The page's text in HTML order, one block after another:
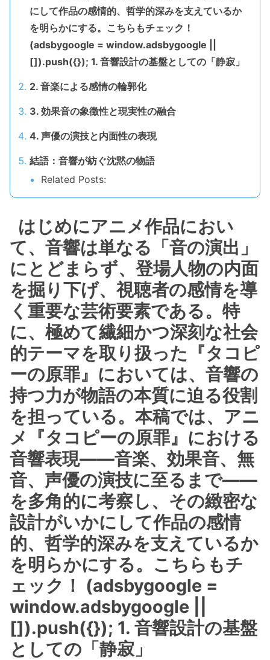
にして作品の感情的、哲学的深みを支えているか
を明らかにする。こちらもチェック！
(adsbygoogle = window.adsbygoogle ||
[]).push({}); 1. 音響設計の基盤としての「静寂」
2. 音楽による感情の輪郭化
3. 効果音の象徴性と現実性の融合
4. 声優の演技と内面性の表現
結語：音響が紡ぐ沈黙の物語
Related Posts:
はじめにアニメ作品におい
て、音響は単なる「音の演出」
にとどまらず、登場人物の内面
を掘り下げ、視聴者の感情を導
く重要な芸術要素である。特
に、極めて繊細かつ深刻な社会
的テーマを取り扱った『タコピ
ーの原罪』においては、音響の
持つ力が物語の本質に迫る役割
を担っている。本稿では、アニ
メ『タコピーの原罪』における
音響表現――音楽、効果音、無
音、声優の演技に至るまで――
を多角的に考察し、その緻密な
設計がいかにして作品の感情
的、哲学的深みを支えているか
を明らかにする。こちらもチ
ェック！ (adsbygoogle =
window.adsbygoogle ||
[]).push({}); 1. 音響設計の基盤
としての「静寂」